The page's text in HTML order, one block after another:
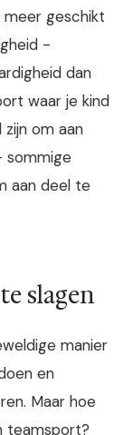
meer geschikt
-
dan
waar je kind
om aan
sommige
aan deel te
slagen
manier
en
Maar hoe
teamsport?